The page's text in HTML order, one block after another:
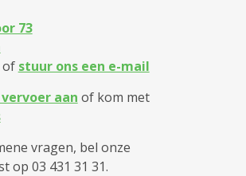
73
of stuur ons een e-mail
aan of kom met
vragen, bel onze
op 03 431 31 31.